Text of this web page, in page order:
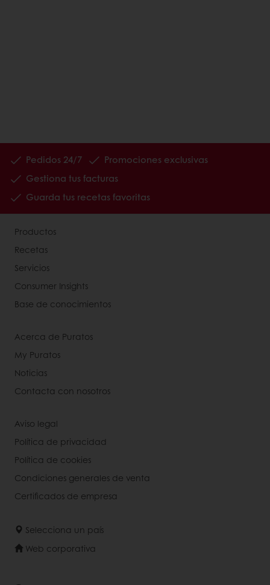
Pedidos 24/7
Promociones exclusivas
Gestiona tus facturas
Guarda tus recetas favoritas
Productos
Recetas
Servicios
Consumer Insights
Base de conocimientos
Acerca de Puratos
My Puratos
Noticias
Contacta con nosotros
Aviso legal
Política de privacidad
Política de cookies
Condiciones generales de venta
Certificados de empresa
Selecciona un país
Web corporativa